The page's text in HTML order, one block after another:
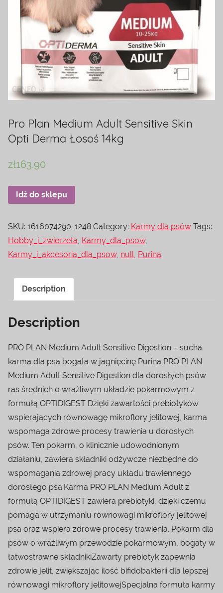
Pro Plan Medium Adult Sensitive Skin
Opti Derma Łosoś 14kg
zł163.90
Idź do sklepu
SKU: 1616074290-1248 Category: Karmy dla psów Tags:
Hobby_i_zwierzeta Karmy_dla_psow,
Karmy_i_akcesoria_dla_psow, null Purina
Description
Description
PRO PLAN Medium Adult Sensitive Digestion – sucha
karma dla psa bogata w jagnięcinę Purina PRO PLAN
Medium Adult Sensitive Digestion dla dorosłych psów
ras średnich o wrażliwym układzie pokarmowym z
formułą OPTIDIGEST Dzięki zawartości prebiotyków
wspierających równowagę mikroflory jelitowej, karma
wspomaga zdrowe procesy trawienia u dorosłych
psów. Ten pokarm, o klinicznie udowodnionym
działaniu, zawiera składniki odżywcze niezbędne do
wspomagania zdrowej pracy układu trawiennego
dorosłego psa.Karma PRO PLAN Medium Adult z
formułą OPTIDIGEST zawiera prebiotyki, dzięki czemu
pomaga w utrzymaniu równowagi mikroflory jelitowej
psa oraz wspiera zdrowe procesy trawienia. Pokarm dla
psów o wrażliwym przewodzie pokarmowym, bogaty w
łatwostrawne składnikiZawarty prebiotyk zapewnia
zdrowie jelit, zwiększając ilość bifidobakterii dla lepszej
równowagi mikroflory jelitowejSpecjalna formuła karmy